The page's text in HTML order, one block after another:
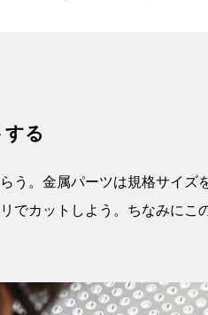
る
う。金属パーツは規格サイ
でカットしよう。ちなみに